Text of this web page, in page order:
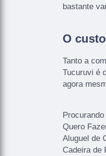
bastante
O
Tanto a
Tucuruvi é
agora
Quero
Aluguel de
Cadeira de